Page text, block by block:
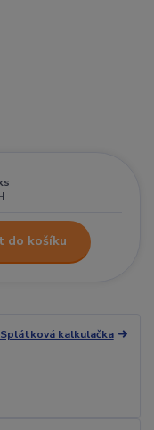
do košíku
Splátková kalkulačka